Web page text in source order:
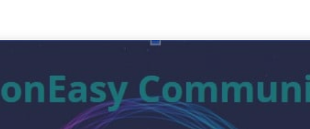
Waste a Good Crisis. Deel
18 juni 2020